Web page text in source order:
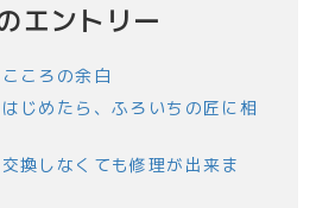
エントリー
ころの余白
じめたら、ふろいちの匠に相
換しなくても修理が出来ま